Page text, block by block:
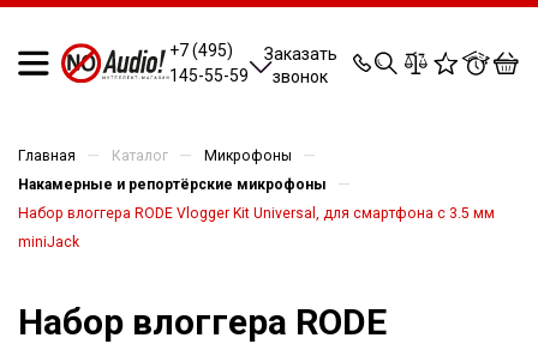
+7 (495)
145-55-59
Заказать
звонок
0 0 0 0
Главная — Каталог — Микрофоны —
Накамерные и репортёрские микрофоны —
Набор влоггера RODE Vlogger Kit Universal, для смартфона с 3.5 мм
miniJack
Набор влоггера RODE